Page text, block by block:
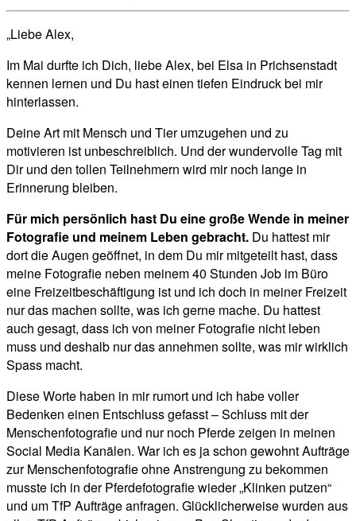
„Liebe Alex,
Im Mai durfte ich Dich, liebe Alex, bei Elsa in Prichsenstadt
kennen lernen und Du hast einen tiefen Eindruck bei mir
hinterlassen.
Deine Art mit Mensch und Tier umzugehen und zu
motivieren ist unbeschreiblich. Und der wundervolle Tag mit
Dir und den tollen Teilnehmern wird mir noch lange in
Erinnerung bleiben.
Für mich persönlich hast Du eine große Wende in meiner
Fotografie und meinem Leben gebracht. Du hattest mir
dort die Augen geöffnet, in dem Du mir mitgeteilt hast, dass
meine Fotografie neben meinem 40 Stunden Job im Büro
eine Freizeitbeschäftigung ist und ich doch in meiner Freizeit
nur das machen sollte, was ich gerne mache. Du hattest
auch gesagt, dass ich von meiner Fotografie nicht leben
muss und deshalb nur das annehmen sollte, was mir wirklich
Spass macht.
Diese Worte haben in mir rumort und ich habe voller
Bedenken einen Entschluss gefasst – Schluss mit der
Menschenfotografie und nur noch Pferde zeigen in meinen
Social Media Kanälen. War ich es ja schon gewohnt Aufträge
zur Menschenfotografie ohne Anstrengung zu bekommen
musste ich in der Pferdefotografie wieder „Klinken putzen“
und um TfP Aufträge anfragen. Glücklicherweise wurden aus